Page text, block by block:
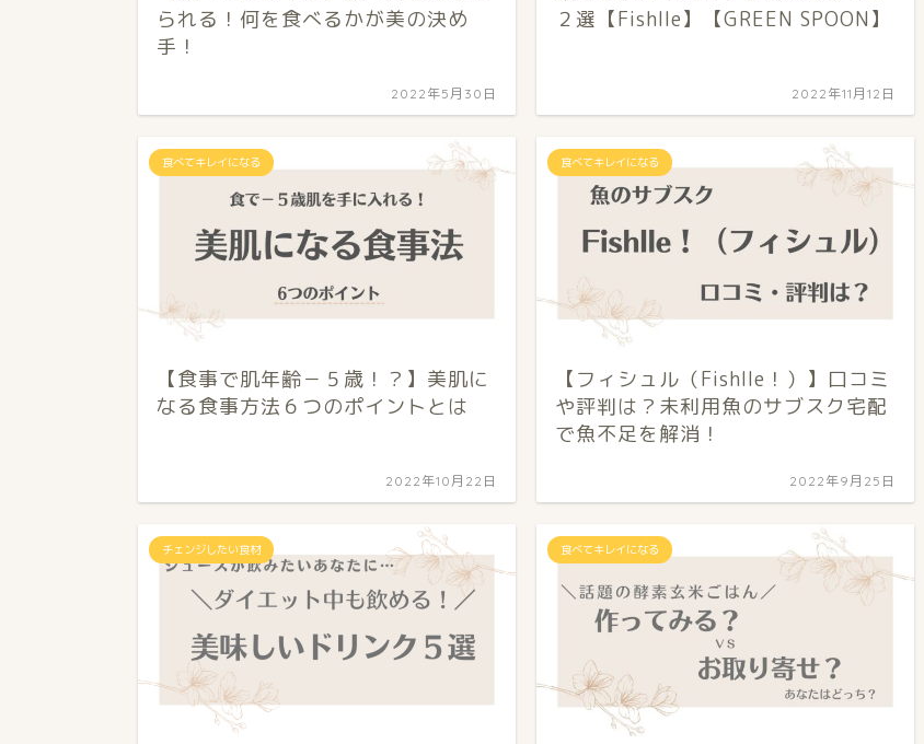
られる！何を食べるかが美の決め
手！
2022年5月30日
２選【Fishlle】【GREEN SPOON】
2022年11月12日
食べてキレイになる
【食事で肌年齢－５歳！？】美肌に
なる食事方法６つのポイントとは
2022年10月22日
食べてキレイになる
【フィシュル（Fishlle！）】口コミ
や評判は？未利用魚のサブスク宅配
で魚不足を解消！
2022年9月25日
チェンジしたい食材 食べてキレイになる